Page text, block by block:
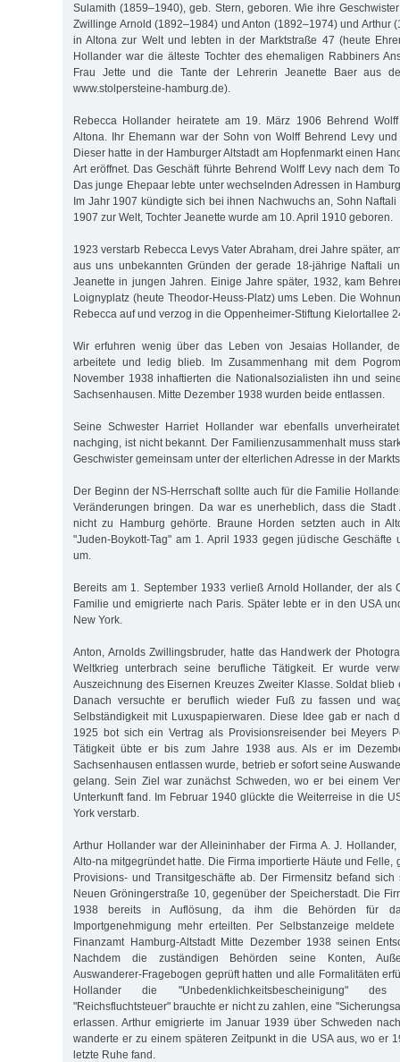
Sulamith (1859–1940), geb. Stern, geboren. Wie ihre
Zwillinge Arnold (1892–1984) und Anton (1892–1974) und Arthur
in Altona zur Welt und lebten in der Marktstraße 47 (heute
Hollander war die älteste Tochter des ehemaligen Rabbiners
Frau Jette und die Tante der Lehrerin Jeanette Baer aus
www.stolpersteine-hamburg.de).
Rebecca Hollander heiratete am 19. März 1906 Behrend
Altona. Ihr Ehemann war der Sohn von Wolff Behrend Levy
Dieser hatte in der Hamburger Altstadt am Hopfenmarkt einen
Art eröffnet. Das Geschäft führte Behrend Wolff Levy nach dem
Das junge Ehepaar lebte unter wechselnden Adressen in
Im Jahr 1907 kündigte sich bei ihnen Nachwuchs an, Sohn
1907 zur Welt, Tochter Jeanette wurde am 10. April 1910 geboren.
1923 verstarb Rebecca Levys Vater Abraham, drei Jahre später,
aus uns unbekannten Gründen der gerade 18-jährige Naftali
Jeanette in jungen Jahren. Einige Jahre später, 1932, kam
Loignyplatz (heute Theodor-Heuss-Platz) ums Leben. Die
Rebecca auf und verzog in die Oppenheimer-Stiftung Kielortallee
Wir erfuhren wenig über das Leben von Jesaias Hollander,
arbeitete und ledig blieb. Im Zusammenhang mit dem
November 1938 inhaftierten die Nationalsozialisten ihn und
Sachsenhausen. Mitte Dezember 1938 wurden beide entlassen.
Seine Schwester Harriet Hollander war ebenfalls
nachging, ist nicht bekannt. Der Familienzusammenhalt muss
Geschwister gemeinsam unter der elterlichen Adresse in der
Der Beginn der NS-Herrschaft sollte auch für die Familie
Veränderungen bringen. Da war es unerheblich, dass die
nicht zu Hamburg gehörte. Braune Horden setzten auch in
"Juden-Boykott-Tag" am 1. April 1933 gegen jüdische Geschäfte
um.
Bereits am 1. September 1933 verließ Arnold Hollander, der als
Familie und emigrierte nach Paris. Später lebte er in den USA
New York.
Anton, Arnolds Zwillingsbruder, hatte das Handwerk der
Weltkrieg unterbrach seine berufliche Tätigkeit. Er wurde
Auszeichnung des Eisernen Kreuzes Zweiter Klasse. Soldat blieb
Danach versuchte er beruflich wieder Fuß zu fassen und
Selbständigkeit mit Luxuspapierwaren. Diese Idee gab er nach
1925 bot sich ein Vertrag als Provisionsreisender bei Meyers
Tätigkeit übte er bis zum Jahre 1938 aus. Als er im
Sachsenhausen entlassen wurde, betrieb er sofort seine
gelang. Sein Ziel war zunächst Schweden, wo er bei einem
Unterkunft fand. Im Februar 1940 glückte die Weiterreise in die
York verstarb.
Arthur Hollander war der Alleininhaber der Firma A. J.
Alto-na mitgegründet hatte. Die Firma importierte Häute und Felle,
Provisions- und Transitgeschäfte ab. Der Firmensitz befand
Neuen Gröningerstraße 10, gegenüber der Speicherstadt. Die
1938 bereits in Auflösung, da ihm die Behörden für
Importgenehmigung mehr erteilten. Per Selbstanzeige
Finanzamt Hamburg-Altstadt Mitte Dezember 1938 seinen
Nachdem die zuständigen Behörden seine Konten,
Auswanderer-Fragebogen geprüft hatten und alle Formalitäten
Hollander die "Unbedenklichkeitsbescheinigung"
"Reichsfluchtsteuer" brauchte er nicht zu zahlen, eine
erlassen. Arthur emigrierte im Januar 1939 über Schweden
wanderte er zu einem späteren Zeitpunkt in die USA aus, wo er
letzte Ruhe fand.